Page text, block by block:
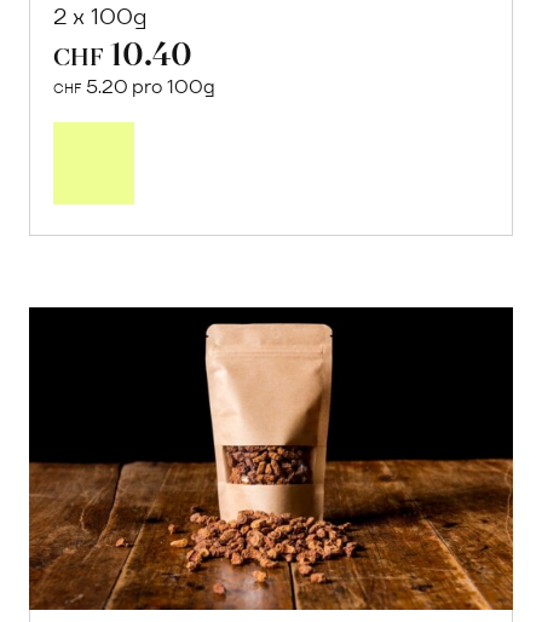
2 x 100g
CHF 10.40
CHF 5.20 pro 100g